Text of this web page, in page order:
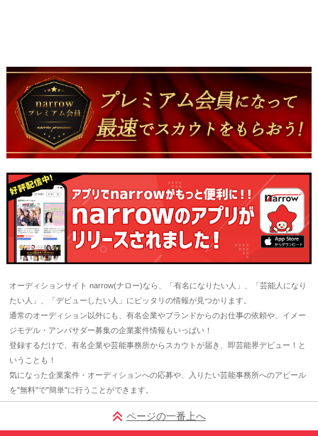
オーディションサイト narrow(ナロー)なら、「有名になりたい人」、「芸能人になり
たい人」、「デビューしたい人」にピッタリの情報が見つかります。
通常のオーディション以外にも、有名企業やブランドからのお仕事の依頼や、イメー
ジモデル・アンバサダー募集の企業案件情報もいっぱい！
登録するだけで、有名企業や芸能事務所からスカウトが届き、即芸能界デビュー！と
いうことも！
気になった企業案件・オーディションへの応募や、入りたい芸能事務所へのアピール
を"無料"で"簡単"に行うことができます。
ページの一番上へ